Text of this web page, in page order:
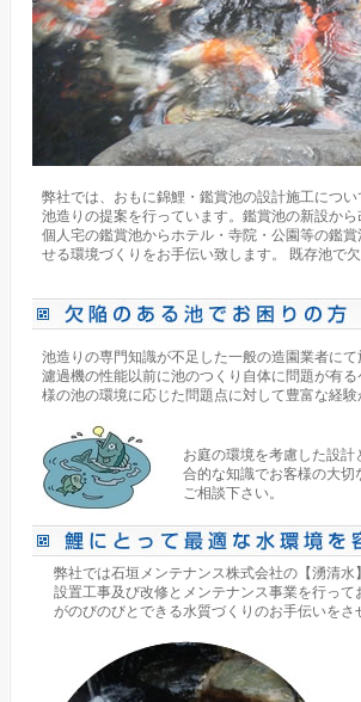
弊社では、おもに錦鯉・鑑賞池の設計施工につ
池造りの提案を行っています。鑑賞池の新設か
個人宅の鑑賞池からホテル・寺院・公園等の鑑
せる環境づくりをお手伝い致します。 既存池で
池造りの専門知識が不足した一般の造園業者に
濾過機の性能以前に池のつくり自体に問題が有
様の池の環境に応じた問題点に対して豊富な経験
お庭の環境を考慮した設
合的な知識でお客様の大切
ご相談下さい。
弊社では石垣メンテナンス株式会社の【湧清
設置工事及び改修とメンテナンス事業を行っ
がのびのびとできる水質づくりのお手伝いをさ